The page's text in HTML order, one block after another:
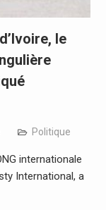
le
Politique
internationale
International, a